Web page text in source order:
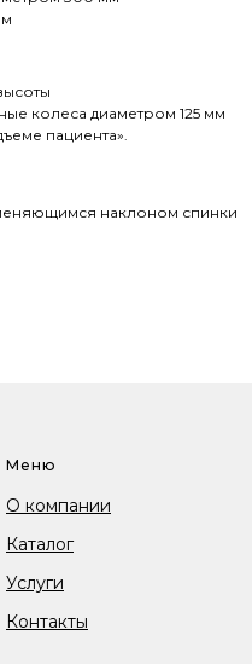
колеса диаметром 125 мм
пациента».
наклоном спинки
Меню
О компании
Каталог
Услуги
Контакты